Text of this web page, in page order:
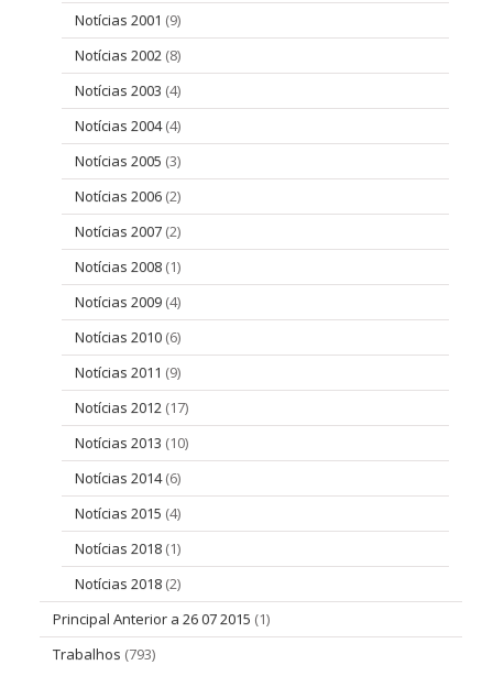
Notícias 2001 (9)
Notícias 2002 (8)
Notícias 2003 (4)
Notícias 2004(4)
Notícias 2005 (3)
Notícias 2006 (2)
Notícias 2007 (2)
Notícias 2008 (1)
Notícias 2009 (4)
Notícias 2010 (6)
Notícias 2011 (9)
Notícias 2012 (17)
Notícias 2013 (10)
Notícias 2014(6)
Notícias 2015 (4)
Notícias 2018 (1)
Notícias 2018 (2)
Principal Anterior a 26 07 2015 (1)
Trabalhos (793)